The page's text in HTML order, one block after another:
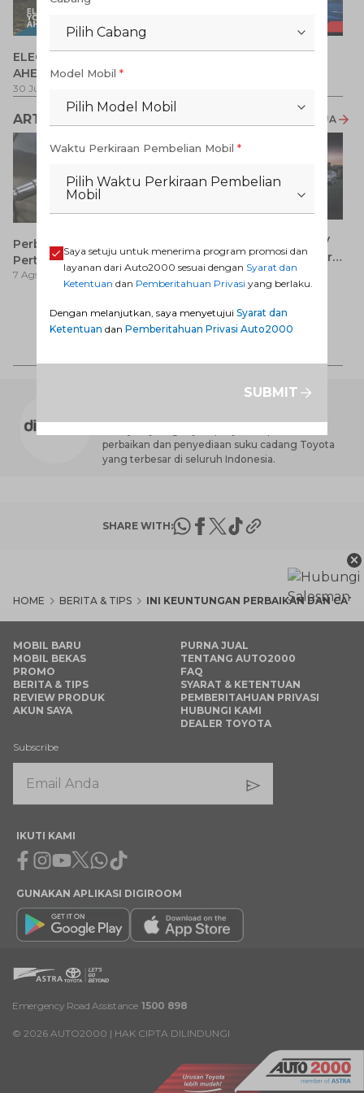
ELECTRIFY YOUR PATH
AHEAD
30 Jul 2026
ARTIKEL LAINNYA LIHAT SEMUA
Perbedaan Pertamax dan
Pertalite: Mana yang Lebih
Baik untuk Mobil Toyota
7 Ags 2026
7 Keunggulan Mobil SUV
Dibanding MPV yang Perlu
Anda Ketahui
7 Ags 2026
AUTO2000 DIGIROOM
perbaikan dan penyediaan suku cadang Toyota
yang terbesar di seluruh Indonesia.
SHARE WITH:
HOME BERITA & TIPS INI KEUNTUNGAN PERBAIKAN DAN
×
MOBIL BARU
MOBIL BEKAS
PROMO
BERITA & TIPS
REVIEW PRODUK
AKUN SAYA
PURNA JUAL
TENTANG AUTO2000
FAQ
SYARAT & KETENTUAN
PEMBERITAHUAN PRIVASI
HUBUNGI KAMI
DEALER TOYOTA
Subscribe
IKUTI KAMI
Facebook
Instagram
Youtube
X Whatsapp
Tiktok
GUNAKAN APLIKASI DIGIROOM
Emergency Road Assistance 1500 898
© 2026 AUTO2000 | HAK CIPTA DILINDUNGI
Pilih Cabang
Model Mobil *
Pilih Model Mobil
Waktu Perkiraan Pembelian Mobil *
Pilih Waktu Perkiraan Pembelian
Mobil
Saya setuju untuk menerima program promosi dan
layanan dari Auto2000 sesuai dengan Syarat dan
Ketentuan dan Pemberitahuan Privasi yang berlaku.
Dengan melanjutkan, saya menyetujui Syarat dan
Ketentuan dan Pemberitahuan Privasi Auto2000
SUBMIT